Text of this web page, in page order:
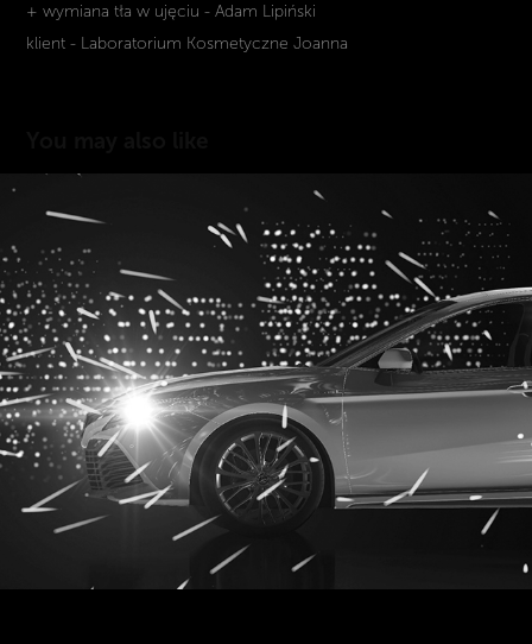
+ wymiana tła w ujęciu - Adam Lipiński
klient - Laboratorium Kosmetyczne Joanna
TOYOTA CAMRY - 3d motion design
2018